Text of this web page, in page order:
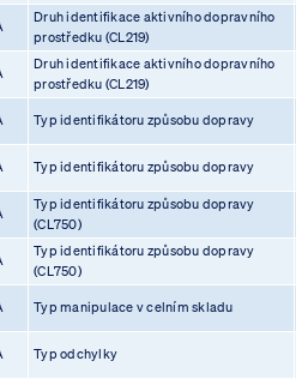
Druh identifikace aktivního dopravního
prostředku (CL219)
Druh identifikace aktivního dopravního
prostředku (CL219)
Typ identifikátoru způsobu dopravy
Typ identifikátoru způsobu dopravy
Typ identifikátoru způsobu dopravy
(CL750)
Typ identifikátoru způsobu dopravy
(CL750)
Typ manipulace v celním skladu
Typ odchylky